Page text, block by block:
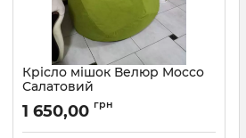
Крісло мішок Велюр Mocco
Салатовий
Артикул: km-mocco-35-l
1 650,00 грн